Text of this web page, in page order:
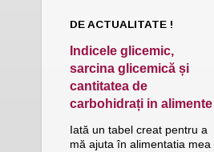
DE ACTUALITATE !
Indicele glicemic,
sarcina glicemică și
cantitatea de
carbohidrați in alimente
Iată un tabel creat pentru a
mă ajuta în alimentatia mea